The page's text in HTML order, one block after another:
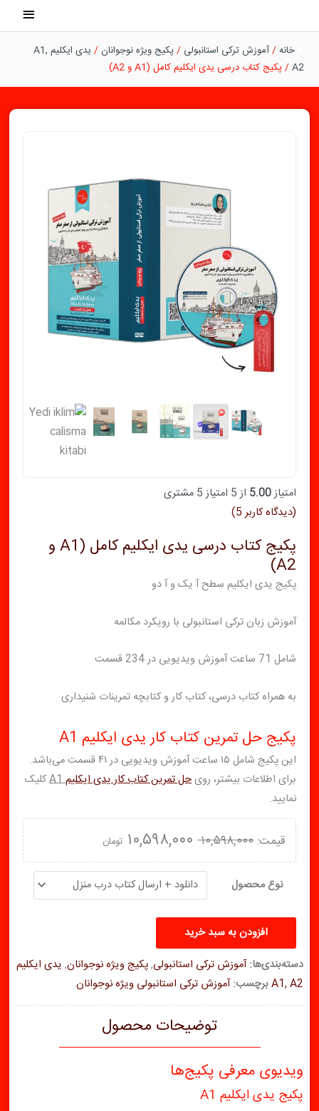
به
اصلی
خانه/آموزش ترکی استانبولی /پکیج ویژه نوجوانان/
یدی ایکلیم A1,
A2/ پکیج کتاب درسی یدی ایکلیم کامل (A1 و A2)
امتیاز5.00 از 5 امتیاز 5 مشتری
(دیدگاه کاربر5
)
پکیج کتاب درسی یدی ایکلیم کامل (A1 و
A2)
پکیج یدی ایکلیم سطح آ یک و آ دو
آموزش زبان ترکی استانبولی با رویکرد مکالمه
شامل 71 ساعت آموزش ویدیویی در 234 قسمت
به همراه کتاب درسی، کتاب کار و کتابچه تمرینات شنیداری
پکیج حل تمرین کتاب کار یدی ایکلیم A1
این پکیج شامل ۱۵ ساعت آموزش ویدیویی در ۴۱ قسمت می‌باشد.
برای اطلاعات بیشتر، رویحل تمرین کتاب کار یدی ایکلیمA1
کلیک
نمایید.
۱۰,۵۹۸,۰۰۰
قیمت
اصلی:
۱۰,۵۹۸,۰۰۰ تومان
۱۰,۵۹۸,۰۰۰ تومان
قیمت
فعلی:
۱۰,۵۹۸,۰۰۰ تومان.
نوع محصولپکیج
درسی
کامل
(A1
افزودن به سبد خرید
دسته‌بندی‌ها: آموزش ترکی استانبولی,پکیج ویژه نوجوانان, یدی ایکلیم
A1, A2برچسب: آموزش ترکی استانبولی ویژه نوجوانان
توضیحات محصول
ویدیوی معرفی پکیج‌ها
پکیج یدی ایکلیم A1